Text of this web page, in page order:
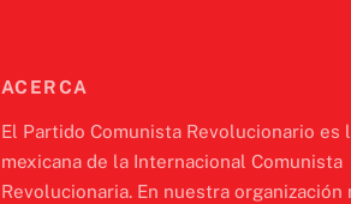
ACERCA
El Partido Comunista Revolucionario es
mexicana de la Internacional Comunista
Revolucionaria. En nuestra organización